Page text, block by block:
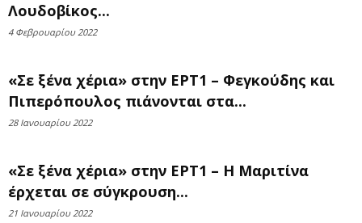
Λουδοβίκος...
4 Φεβρουαρίου 2022
«Σε ξένα χέρια» στην ΕΡΤ1 – Φεγκούδης και
Πιπερόπουλος πιάνονται στα...
28 Ιανουαρίου 2022
«Σε ξένα χέρια» στην ΕΡΤ1 – Η Μαριτίνα
έρχεται σε σύγκρουση...
21 Ιανουαρίου 2022